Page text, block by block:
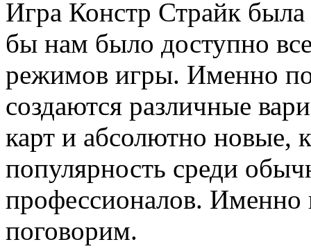
Игра Констр Страйк
бы нам было доступно
режимов игры. Именно
создаются различные
карт и абсолютно новые,
популярность среди
профессионалов. Именно
поговорим.